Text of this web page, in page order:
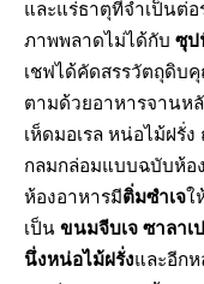
และแร่ธาตุที่จำเป็นต่
ภาพพลาดไม่ได้กับ ซุป
เชฟได้คัดสรรวัตถุดิบ
ตามด้วยอาหารจานห
เห็ดมอเรล หน่อไม้ฝรั่
กลมกล่อมแบบฉบับห้อ
ห้องอาหารมีติ่มซำเจใ
เป็น ขนมจีบเจ ซาลาเ
นึ่งหน่อไม้ฝรั่งและอีก